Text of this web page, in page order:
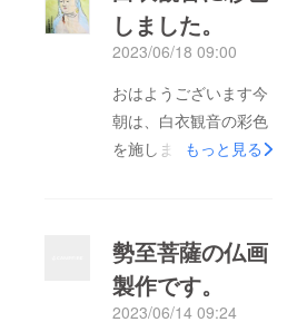
しました。
2023/06/18 09:00
おはようございます今
朝は、白衣観音の彩色
を施しました。
H3Cp34色は自由に好
きな色を選んでくださ
い注意することは、早
もっと見る
勢至菩薩の仏画
製作です。
2023/06/14 09:24